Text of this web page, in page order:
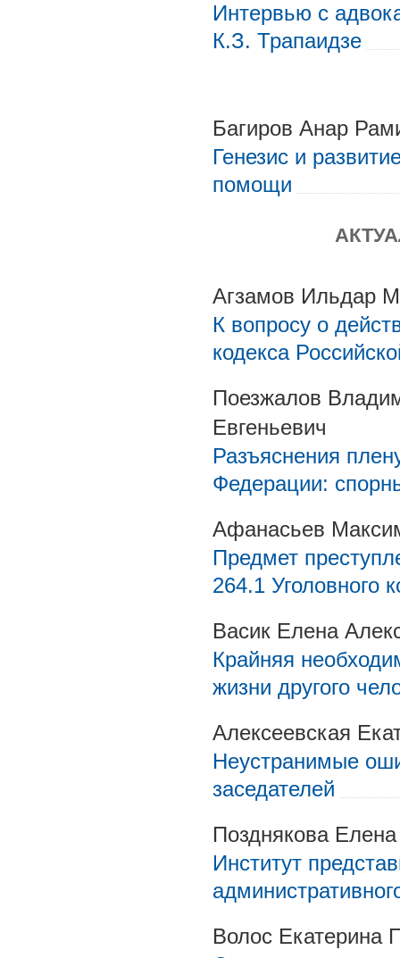
Интервью с
К.З. Трапаидзе
Багиров Анар
Генезис и
помощи
Агзамов Ильдар
К вопросу о
кодекса
Поезжалов
Евгеньевич
Разъяснения
Федерации:
Афанасьев
Предмет
264.1 Уголовного
Васик Елена
Крайняя
жизни другого
Алексеевская
Неустранимые
заседателей
Позднякова
Институт
Волос Екатерина